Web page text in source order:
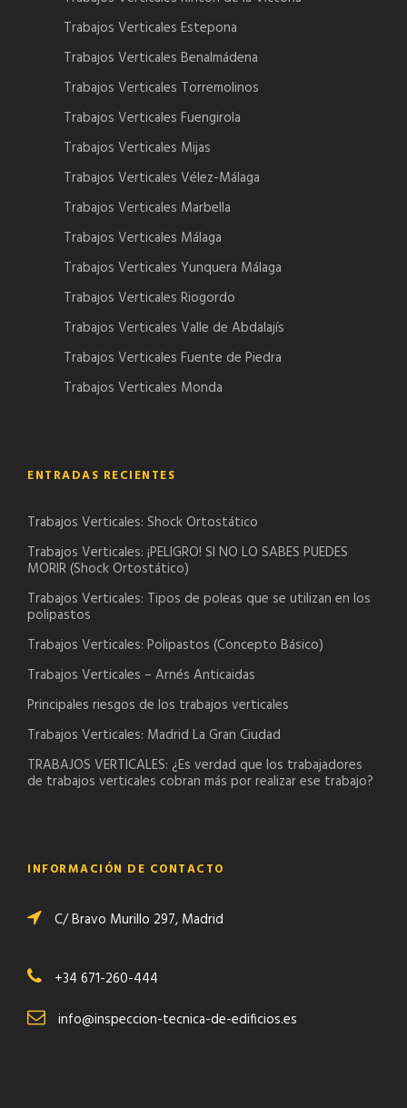
Trabajos Verticales Estepona
Trabajos Verticales Benalmádena
Trabajos Verticales Torremolinos
Trabajos Verticales Fuengirola
Trabajos Verticales Mijas
Trabajos Verticales Vélez-Málaga
Trabajos Verticales Marbella
Trabajos Verticales Málaga
Trabajos Verticales Yunquera Málaga
Trabajos Verticales Riogordo
Trabajos Verticales Valle de Abdalajís
Trabajos Verticales Fuente de Piedra
Trabajos Verticales Monda
ENTRADAS RECIENTES
Trabajos Verticales: Shock Ortostático
Trabajos Verticales: ¡PELIGRO! SI NO LO SABES PUEDES
MORIR (Shock Ortostático)
Trabajos Verticales: Tipos de poleas que se utilizan en los
polipastos
Trabajos Verticales: Polipastos (Concepto Básico)
Trabajos Verticales – Arnés Anticaidas
Principales riesgos de los trabajos verticales
Trabajos Verticales: Madrid La Gran Ciudad
TRABAJOS VERTICALES: ¿Es verdad que los trabajadores
de trabajos verticales cobran más por realizar ese trabajo?
INFORMACIÓN DE CONTACTO
C/ Bravo Murillo 297, Madrid
+34 671-260-444
info@inspeccion-tecnica-de-edificios.es